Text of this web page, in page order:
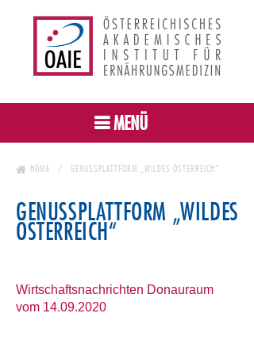
MENÜ
HOME GENUSSPLATTFORM „WILDES ÖSTERREICH“
GENUSSPLATTFORM „WILDES
ÖSTERREICH“
Wirtschaftsnachrichten Donauraum
vom 14.09.2020